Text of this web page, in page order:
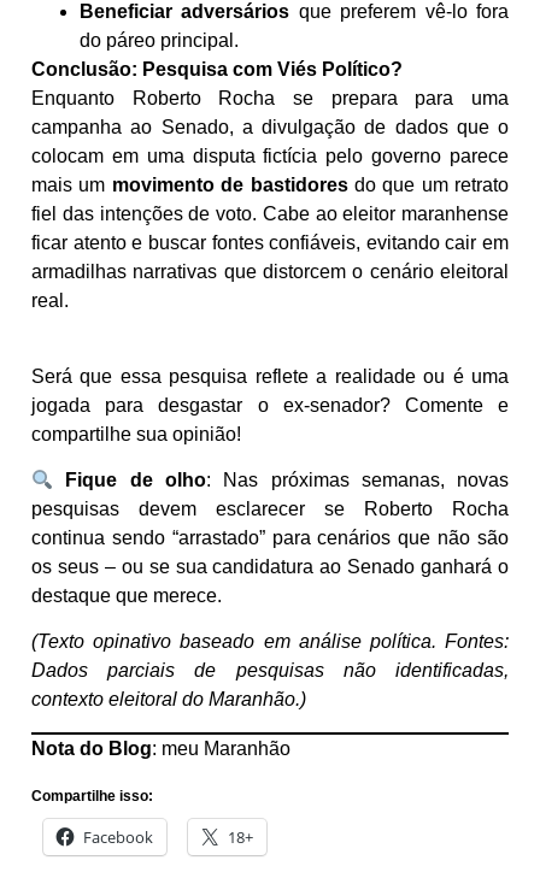
Beneficiar adversários que preferem vê-lo fora
do páreo principal.
Conclusão: Pesquisa com Viés Político?
Enquanto Roberto Rocha se prepara para uma
campanha ao Senado, a divulgação de dados que o
colocam em uma disputa fictícia pelo governo parece
mais um movimento de bastidoresdo que um retrato
fiel das intenções de voto. Cabe ao eleitor maranhense
ficar atento e buscar fontes confiáveis, evitando cair em
armadilhas narrativas que distorcem o cenário eleitoral
real.
Será que essa pesquisa reflete a realidade ou é uma
jogada para desgastar o ex-senador? Comente e
compartilhe sua opinião!
Fique de olho: Nas próximas semanas, novas
pesquisas devem esclarecer se Roberto Rocha
continua sendo “arrastado” para cenários que não são
os seus – ou se sua candidatura ao Senado ganhará o
destaque que merece.
(Texto opinativo baseado em análise política. Fontes:
Dados parciais de pesquisas não identificadas,
contexto eleitoral do Maranhão.)
Nota do Blog: meu Maranhão
Compartilhe isso:
Facebook 18+